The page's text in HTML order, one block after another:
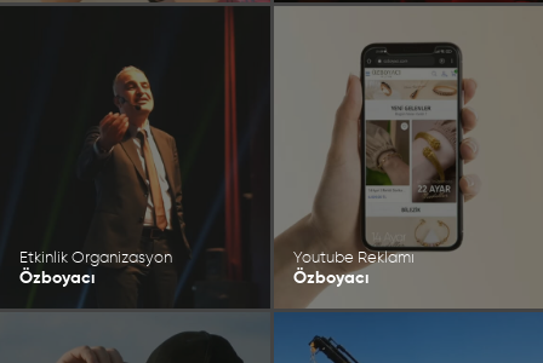
Etkinlik Organizasyon
Özboyacı
Youtube Reklamı
Özboyacı